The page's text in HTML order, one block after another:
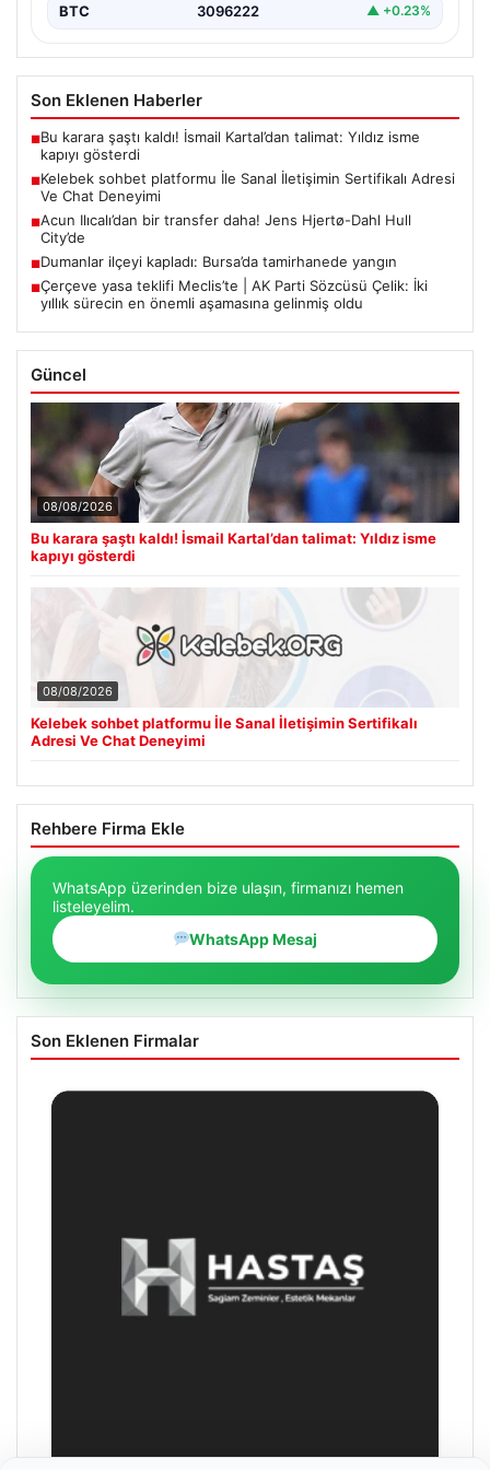
BTC 3096222 ▲ +0.23%
Son Eklenen Haberler
■Bu karara şaştı kaldı! İsmail Kartal’dan talimat: Yıldız isme
kapıyı gösterdi
■Kelebek sohbet platformu İle Sanal İletişimin Sertifikalı Adresi
Ve Chat Deneyimi
■Acun Ilıcalı’dan bir transfer daha! Jens Hjertø-Dahl Hull
City’de
■Dumanlar ilçeyi kapladı: Bursa’da tamirhanede yangın
■Çerçeve yasa teklifi Meclis’te | AK Parti Sözcüsü Çelik: İki
yıllık sürecin en önemli aşamasına gelinmiş oldu
Güncel
08/08/2026
Bu karara şaştı kaldı! İsmail Kartal’dan talimat: Yıldız isme
kapıyı gösterdi
08/08/2026
Kelebek sohbet platformu İle Sanal İletişimin Sertifikalı
Adresi Ve Chat Deneyimi
Rehbere Firma Ekle
WhatsApp üzerinden bize ulaşın, firmanızı hemen
listeleyelim.
WhatsApp Mesaj
Son Eklenen Firmalar